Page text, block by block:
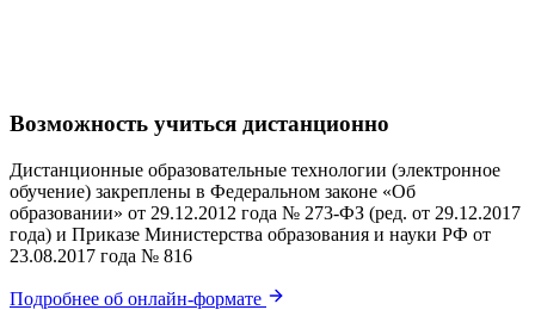
Возможность учиться дистанционно
Дистанционные образовательные технологии (электронное
обучение) закреплены в Федеральном законе «Об
образовании» от 29.12.2012 года № 273-ФЗ (ред. от 29.12.2017
года) и Приказе Министерства образования и науки РФ от
23.08.2017 года № 816
Подробнее об онлайн-формате